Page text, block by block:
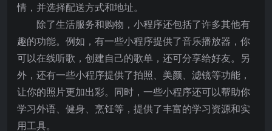
情，并选择配送方式和地址。
除了生活服务和购物，小程序还包括了许多其他有
趣的功能。例如，有一些小程序提供了音乐播放器，你
可以在线听歌，创建自己的歌单，还可分享给好友。另
外，还有一些小程序提供了拍照、美颜、滤镜等功能，
让你的照片更加出彩。同时，一些小程序还可以帮助你
学习外语、健身、烹饪等，提供了丰富的学习资源和实
用工具。